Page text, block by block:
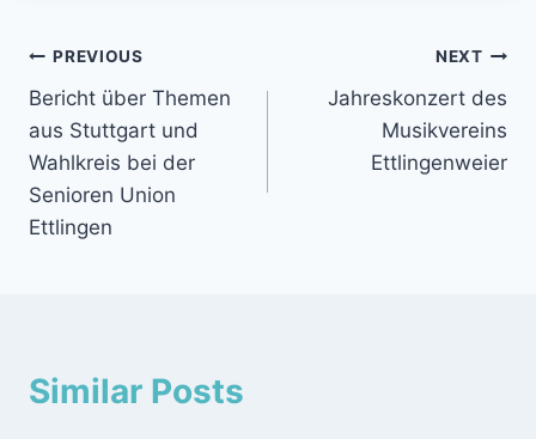
Beitragsnavigation
PREVIOUS
Bericht über Themen
aus Stuttgart und
Wahlkreis bei der
Senioren Union
Ettlingen
NEXT
Jahreskonzert des
Musikvereins
Ettlingenweier
Similar Posts